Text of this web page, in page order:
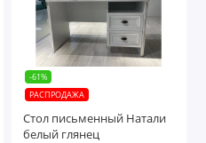
-61%
РАСПРОДАЖА
Стол письменный Натали
белый глянец